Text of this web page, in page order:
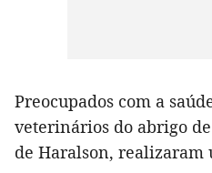
Preocupados com a
veterinários do abrigo
de Haralson,